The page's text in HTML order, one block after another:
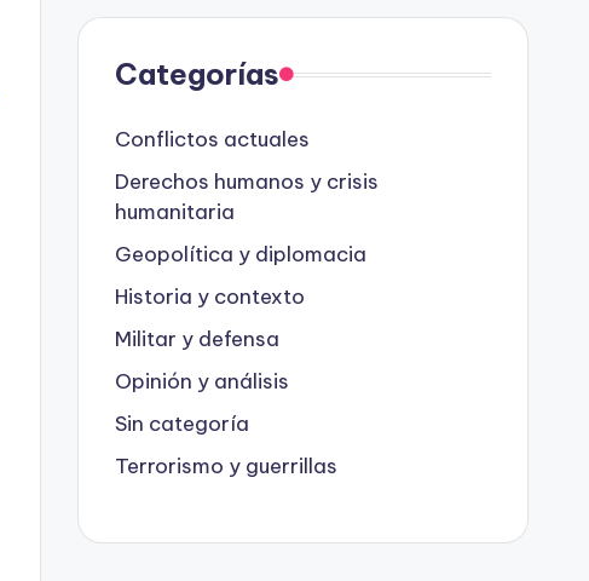
Categorías
Conflictos actuales
Derechos humanos y crisis
humanitaria
Geopolítica y diplomacia
Historia y contexto
Militar y defensa
Opinión y análisis
Sin categoría
Terrorismo y guerrillas